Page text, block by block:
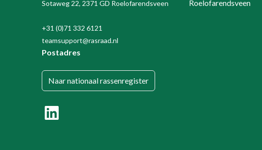
Sotaweg 22, 2371 GD Roelofarendsveen
+31 (0)71 332 6121
teamsupport@rasraad.nl
Postadres
Roelofarendsveen
Naar nationaal rassenregister